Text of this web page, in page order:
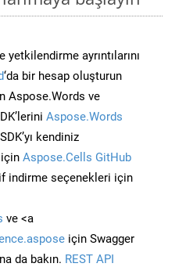
ayrıntılarını
‘da bir hesap oluşturun
Aspose.Words ve
Aspose.Words
kendiniz
Aspose.Cells GitHub
indirme seçenekleri için
ve <a
için Swagger
da bakın. REST API